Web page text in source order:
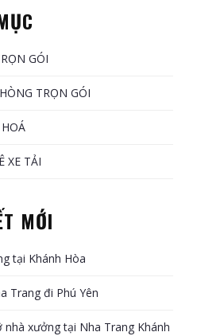
GÓI
TRỌN GÓI
XE TẢI
MỚI
tại Khánh Hòa
Trang đi Phú Yên
xưởng tại Nha Trang Khánh